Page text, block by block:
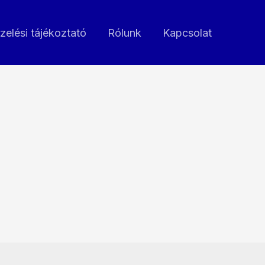
tájékoztató Rólunk Kapcsolat